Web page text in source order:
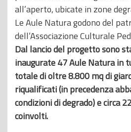
all’aperto, ubicate in zone
Le Aule Natura godono del
dell’Associazione Culturale
Dal lancio del progetto sono
inaugurate 47 Aule Natura in
totale di oltre 8.800 mq di
riqualificati (in precedenza
condizioni di degrado) e circa
coinvolti.